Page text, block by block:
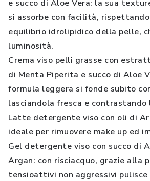
e succo di Aloe Vera: la sua
si assorbe con facilità,
equilibrio idrolipidico della pelle,
luminosità.
Crema viso pelli grasse con
di Menta Piperita e succo di Aloe
formula leggera si fonde subito
lasciandola fresca e contrastando
Latte detergente viso con oli di
ideale per rimuovere make up ed
Gel detergente viso con succo di
Argan: con risciacquo, grazie alla
tensioattivi non aggressivi